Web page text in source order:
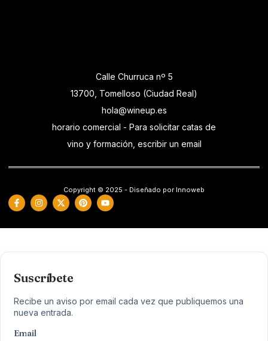
Calle Churruca nº 5
13700, Tomelloso (Ciudad Real)
hola@wineup.es
horario comercial - Para solicitar catas de
vino y formación, escribir un email
Copyright © 2025 - Diseñado por Innoweb
Suscríbete
Recibe un aviso por email cada vez que publiquemos una
nueva entrada.
Email